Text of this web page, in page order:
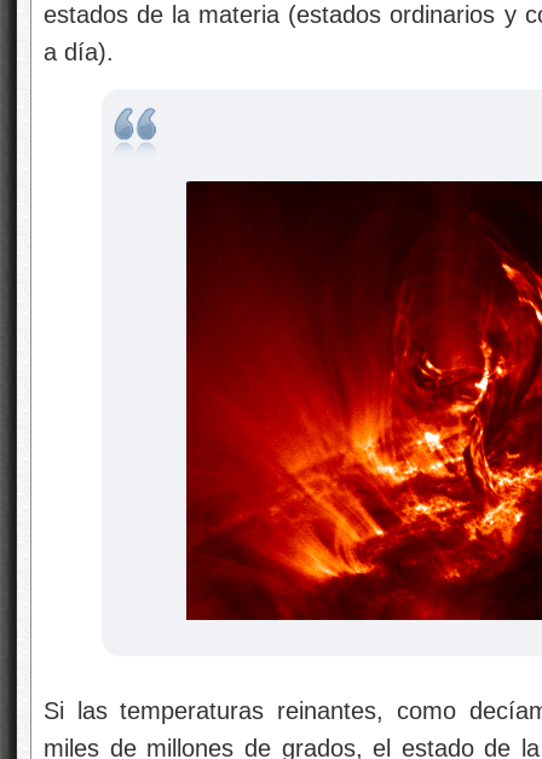
estados de la materia (estados ordinarios y
a día).
Si las temperaturas reinantes, como
miles de millones de grados, el estado de